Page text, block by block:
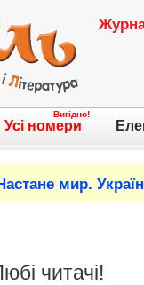
Усі номери
Вигідно!
мир.
читачі!